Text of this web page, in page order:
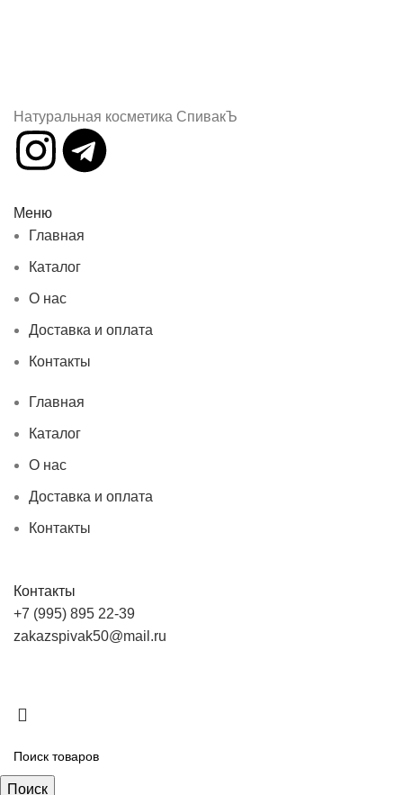
Натуральная косметика СпивакЪ
Меню
Главная
Каталог
О нас
Доставка и оплата
Контакты
Главная
Каталог
О нас
Доставка и оплата
Контакты
Контакты
+7 (995) 895 22-39
zakazspivak50@mail.ru
Поиск